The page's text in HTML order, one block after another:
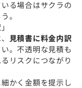
る場合はサクラの
。
見積書に料金内訳
。不透明な見積も
リスクにつながり
かく金額を提示し